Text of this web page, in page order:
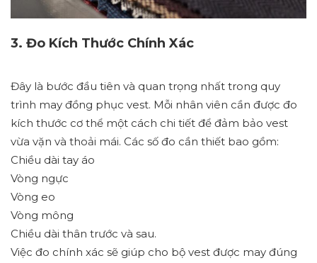
3. Đo Kích Thước Chính Xác
Đây là bước đầu tiên và quan trọng nhất trong quy
trình may đồng phục vest. Mỗi nhân viên cần được đo
kích thước cơ thể một cách chi tiết để đảm bảo vest
vừa vặn và thoải mái. Các số đo cần thiết bao gồm:
Chiều dài tay áo
Vòng ngực
Vòng eo
Vòng mông
Chiều dài thân trước và sau.
Việc đo chính xác sẽ giúp cho bộ vest được may đúng